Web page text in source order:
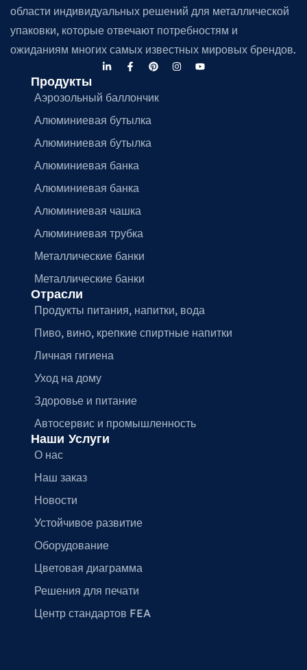
области индивидуальных решений для металлической
упаковки, которые отвечают потребностям и
ожиданиям многих самых известных мировых брендов.
Продукты
Аэрозольный баллончик
Алюминиевая бутылка
Алюминиевая бутылка
Алюминиевая банка
Алюминиевая банка
Алюминиевая чашка
Алюминиевая трубка
Металлические банки
Металлические банки
Отрасли
Продукты питания, напитки, вода
Пиво, вино, крепкие спиртные напитки
Личная гигиена
Уход на дому
Здоровье и питание
Автосервис и промышленность
Наши Услуги
О нас
Наш заказ
Новости
Устойчивое развитие
Оборудование
Цветовая диаграмма
Решения для печати
Центр стандартов FEA